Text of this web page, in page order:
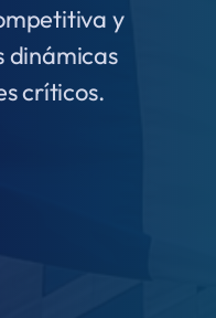
y
dinámicas
críticos.